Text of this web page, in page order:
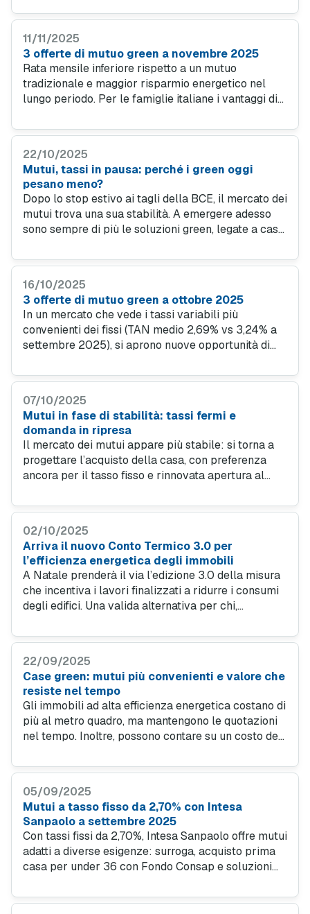
crescono importi richiesti e valore medio delle
11/11/2025
3 offerte di mutuo green a novembre 2025
Rata mensile inferiore rispetto a un mutuo
tradizionale e maggior risparmio energetico nel
lungo periodo. Per le famiglie italiane i vantaggi di
simulazione su MutuiOnline.it di mutuo green a
22/10/2025
Mutui, tassi in pausa: perché i green oggi
pesano meno?
Dopo lo stop estivo ai tagli della BCE, il mercato dei
mutui trova una sua stabilità. A emergere adesso
sono sempre di più le soluzioni green, legate a case
condizioni più favorevoli e a maggiore sostenibilità
16/10/2025
3 offerte di mutuo green a ottobre 2025
In un mercato che vede i tassi variabili più
convenienti dei fissi (TAN medio 2,69% vs 3,24% a
settembre 2025), si aprono nuove opportunità di
finanziamento per immobili ad alta efficienza
vantaggio.
07/10/2025
Mutui in fase di stabilità: tassi fermi e
domanda in ripresa
Il mercato dei mutui appare più stabile: si torna a
progettare l’acquisto della casa, con preferenza
ancora per il tasso fisso e rinnovata apertura al
le proposte green per chi acquista immobili
02/10/2025
Arriva il nuovo Conto Termico 3.0 per
l’efficienza energetica degli immobili
A Natale prenderà il via l’edizione 3.0 della misura
che incentiva i lavori finalizzati a ridurre i consumi
degli edifici. Una valida alternativa per chi,
cerca contributi rapidi e solidi, a fronte dei
22/09/2025
Case green: mutui più convenienti e valore che
resiste nel tempo
Gli immobili ad alta efficienza energetica costano di
più al metro quadro, ma mantengono le quotazioni
nel tempo. Inoltre, possono contare su un costo del
rispetto a quelli tradizionali, garantendo risparmi
05/09/2025
Mutui a tasso fisso da 2,70% con Intesa
Sanpaolo a settembre 2025
Con tassi fissi da 2,70%, Intesa Sanpaolo offre mutui
adatti a diverse esigenze: surroga, acquisto prima
casa per under 36 con Fondo Consap e soluzioni
rate e flessibilità rendono le proposte ancora più